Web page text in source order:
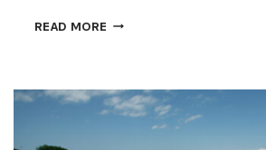
READ MORE 바퀴를
아르카디아
드롭테일